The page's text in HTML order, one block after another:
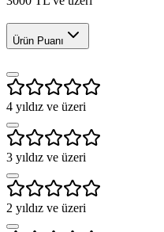
Ürün Puanı
4 yıldız ve üzeri
3 yıldız ve üzeri
2 yıldız ve üzeri